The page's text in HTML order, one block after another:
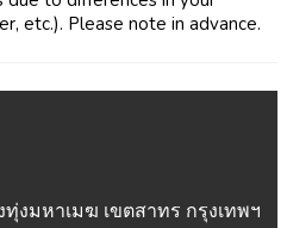
etc.). Please note in advance.
งมหาเมฆ เขตสาทร กรุงเทพฯ